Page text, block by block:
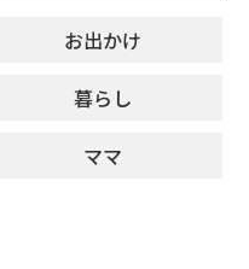
お出かけ
暮らし
ママ